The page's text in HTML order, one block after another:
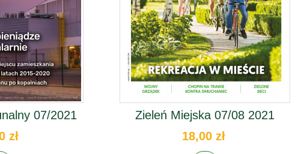
07/2021
zł
Zieleń Miejska 07/08 2021
18,00 zł